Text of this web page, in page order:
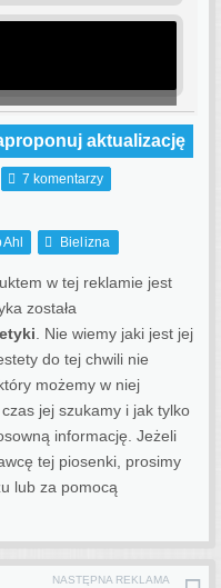
aktualizację
7 komentarzy
Bielizna
w tej reklamie jest
została
. Nie wiemy jaki jest jej
do tej chwili nie
możemy w niej
czas jej szukamy i jak tylko
informację. Jeżeli
tej piosenki, prosimy
lub za pomocą
NASTĘPNA REKLAMA